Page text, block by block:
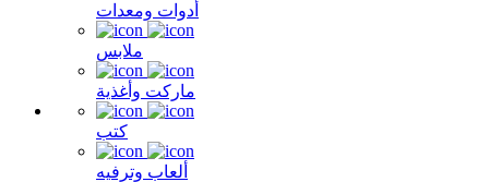
أدوات ومعدات
ملابس
ماركت وأغذية
كتب
ألعاب وترفيه